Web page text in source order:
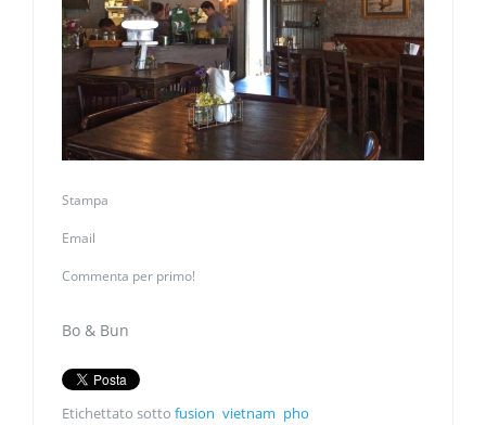
Stampa
Email
Commenta per primo!
Bo & Bun
Etichettato sotto fusion vietnam pho